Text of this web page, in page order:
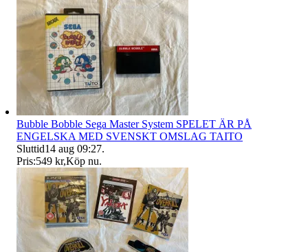
Bubble Bobble Sega Master System SPELET ÄR PÅ
ENGELSKA MED SVENSKT OMSLAG TAITO
Sluttid14 aug 09:27.
Pris:549 kr,Köp nu.